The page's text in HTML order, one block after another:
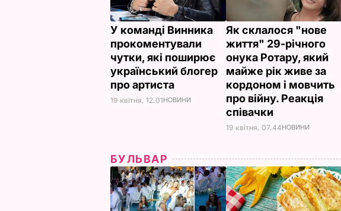
У команді Винника
прокоментували
чутки, які поширює
український блогер
про артиста
19 квітня, 12.01НОВИНИ
Як склалося "нове
життя" 29-річного
онука Ротару, який
майже рік живе за
кордоном і мовчить
про війну. Реакція
співачки
19 квітня, 07.44НОВИНИ
БУЛЬВАР